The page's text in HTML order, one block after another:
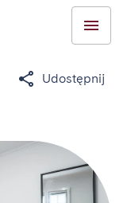
Udostępnij